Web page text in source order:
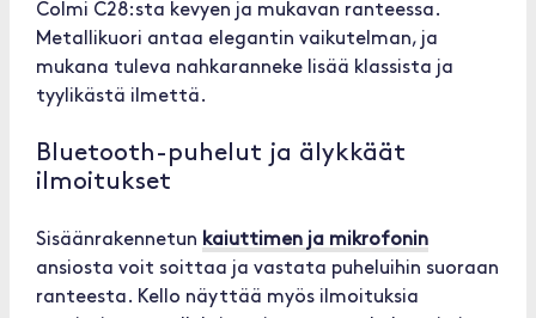
Colmi C28:sta kevyen ja mukavan ranteessa.
Metallikuori antaa elegantin vaikutelman, ja
mukana tuleva nahkaranneke lisää klassista ja
tyylikästä ilmettä.
Bluetooth-puhelut ja älykkäät
ilmoitukset
Sisäänrakennetun kaiuttimen ja mikrofonin
ansiosta voit soittaa ja vastata puheluihin suoraan
ranteesta. Kello näyttää myös ilmoituksia